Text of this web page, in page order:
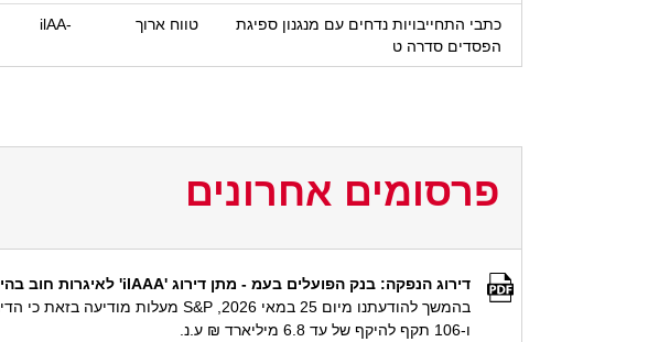
כתבי התחייבויות נדחים עם מנגנון ספיגת
הפסדים סדרה ט
טווח ארוך ilAA-
פרסומים אחרונים
דירוג הנפקה: בנק הפועלים בעמ - מתן דירוג 'ilAAA' לאיגרות חוב בהיקף של עד 6.8 מיליארד ₪ ע.נ.
ו-106 תקף להיקף של עד 6.8 מיליארד ₪ ע.נ.